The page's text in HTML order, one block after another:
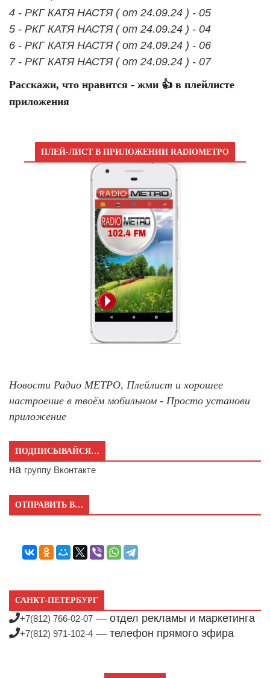
4 - РКГ КАТЯ НАСТЯ ( от 24.09.24 ) - 05
5 - РКГ КАТЯ НАСТЯ ( от 24.09.24 ) - 04
6 - РКГ КАТЯ НАСТЯ ( от 24.09.24 ) - 06
7 - РКГ КАТЯ НАСТЯ ( от 24.09.24 ) - 07
Расскажи, что нравится - жми 👍 в плейлисте
приложения
ПЛЕЙ-ЛИСТ В ПРИЛОЖЕНИИ RADIOМЕТРО
Новости Радио МЕТРО, Плейлист и хорошее
настроение в твоём мобильном - Просто установи
приложение
ПОДПИСЫВАЙСЯ…
на группу Вконтакте
ОТПРАВИТЬ В…
САНКТ-ПЕТЕРБУРГ
+7(812) 766-02-07 — отдел рекламы и маркетинга
+7(812) 971-102-4 — телефон прямого эфира